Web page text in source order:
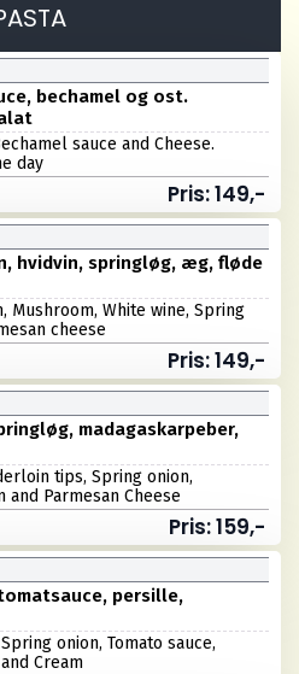
bechamel og ost.
sauce and Cheese.
day
Pris: 149,-
hvidvin, springløg, æg, fløde
Mushroom, White wine, Spring
cheese
Pris: 149,-
madagaskarpeber,
tips, Spring onion,
and Parmesan Cheese
Pris: 159,-
persille,
onion, Tomato sauce,
Cream